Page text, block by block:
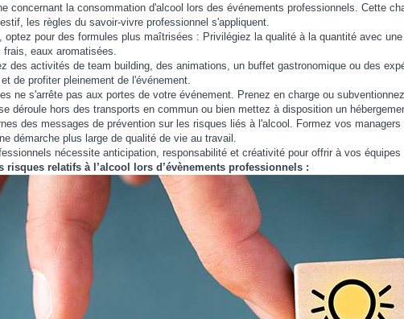
concernant la consommation d'alcool lors des événements professionnels. Cette
les règles du savoir-vivre professionnel s'appliquent.
optez pour des formules plus maîtrisées : Privilégiez la qualité à la quantité avec
eaux aromatisées.
des activités de team building, des animations, un buffet gastronomique ou des
de profiter pleinement de l'événement.
ne s'arrête pas aux portes de votre événement. Prenez en charge ou
déroule hors des transports en commun ou bien mettez à disposition un
des messages de prévention sur les risques liés à l'alcool. Formez vos
démarche plus large de qualité de vie au travail.
nécessite anticipation, responsabilité et créativité pour offrir à vos
relatifs à l’alcool lors d’évènements professionnels :